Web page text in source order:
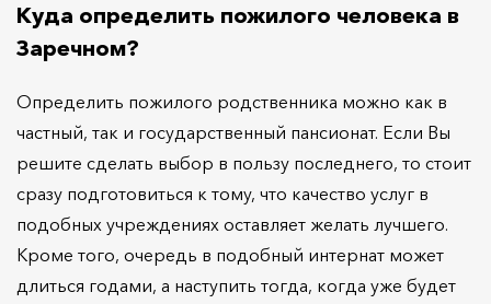
Куда определить пожилого человека в
Заречном?
Определить пожилого родственника можно как в
частный, так и государственный пансионат. Если Вы
решите сделать выбор в пользу последнего, то стоит
сразу подготовиться к тому, что качество услуг в
подобных учреждениях оставляет желать лучшего.
Кроме того, очередь в подобный интернат может
длиться годами, а наступить тогда, когда уже будет